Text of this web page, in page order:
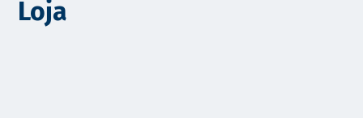
Loja